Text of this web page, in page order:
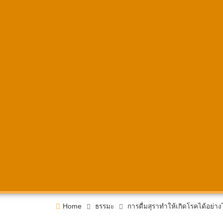
Home ธรรมะ การดื่มสุราทำให้เกิดโรคได้อย่าง